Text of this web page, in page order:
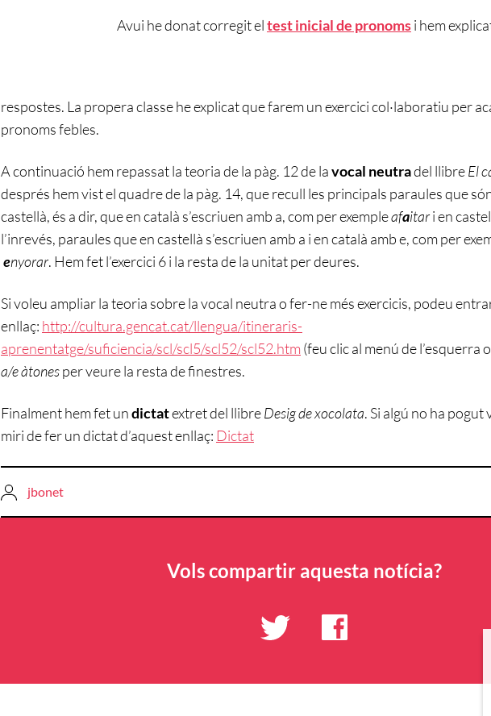
Avui he donat corregit eltest inicial de pronomsi hem
respostes. La propera classe he explicat que farem un exercici col·laboratiu per
pronoms febles.
A continuació hem repassat la teoria de la pàg. 12 de lavocal neutradel llibreEl
després hem vist el quadre de la pàg. 14, que recull les principals paraules que
castellà, és a dir, que en català s’escriuen amb a, com per exempleafaitari en
l’inrevés, paraules que en castellà s’escriuen amb a i en català amb e, com per
enyorar. Hem fet l’exercici 6 i la resta de la unitat per deures.
Si voleu ampliar la teoria sobre la vocal neutra o fer-ne més exercicis, podeu
enllaç: http://cultura.gencat.cat/llengua/itineraris-
aprenentatge/suficiencia/scl/scl5/scl52/scl52.htm (feu clic al menú de l’esquerra
a/e àtonesper veure la resta de finestres.
Finalment hem fet undictatextret del llibreDesig de xocolata. Si algú no ha pogut
miri de fer un dictat d’aquest enllaç: Dictat
jbonet
Vols compartir aquesta notícia?